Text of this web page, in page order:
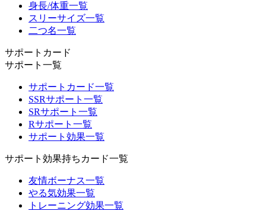
身長/体重一覧
スリーサイズ一覧
二つ名一覧
サポートカード
サポート一覧
サポートカード一覧
SSRサポート一覧
SRサポート一覧
Rサポート一覧
サポート効果一覧
サポート効果持ちカード一覧
友情ボーナス一覧
やる気効果一覧
トレーニング効果一覧